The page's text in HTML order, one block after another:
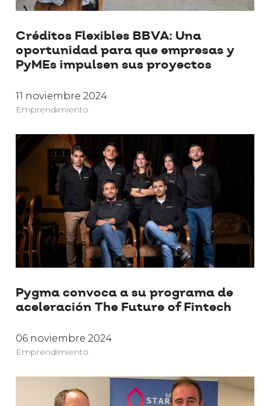
Créditos Flexibles BBVA: Una
oportunidad para que empresas y
PyMEs impulsen sus proyectos
11 noviembre 2024
Emprendimiento
Pygma convoca a su programa de
aceleración The Future of Fintech
06 noviembre 2024
Emprendimiento